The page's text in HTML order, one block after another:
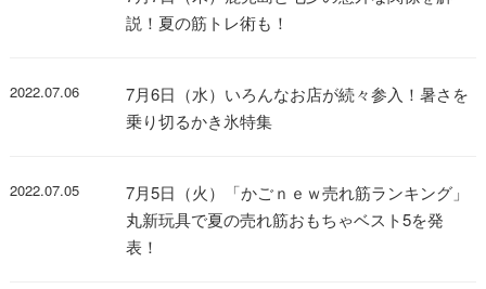
説！夏の筋トレ術も！
2022.07.06
7月6日（水）いろんなお店が続々参入！暑さを
乗り切るかき氷特集
2022.07.05
7月5日（火）「かごｎｅｗ売れ筋ランキング」
丸新玩具で夏の売れ筋おもちゃベスト5を発
表！